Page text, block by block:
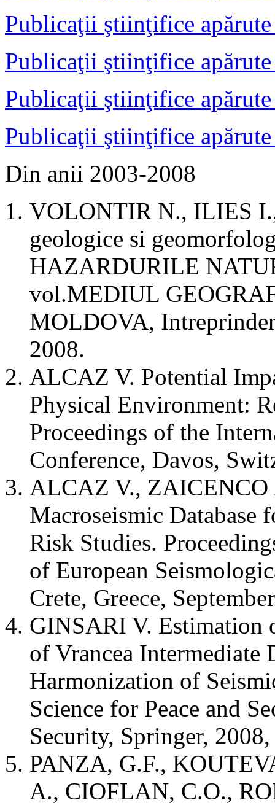
Publicaţii ştiinţifice
Publicaţii ştiinţifice
Publicaţii ştiinţifice
Publicaţii ştiinţifice
Din anii 2003-2008
VOLONTIR N., ILIES
geologice si
HAZARDURILE
vol.MEDIUL
MOLDOVA,
2008.
ALCAZ V. Potential
Physical Environment:
Proceedings of the
Conference, Davos,
ALCAZ V., ZAICENCO
Macroseismic Database
Risk Studies.
of European
Crete, Greece,
GINSARI V. Estimation
of Vrancea Intermediate
Harmonization of
Science for Peace and
Security, Springer,
PANZA, G.F.,
A., CIOFLAN, C.O.,